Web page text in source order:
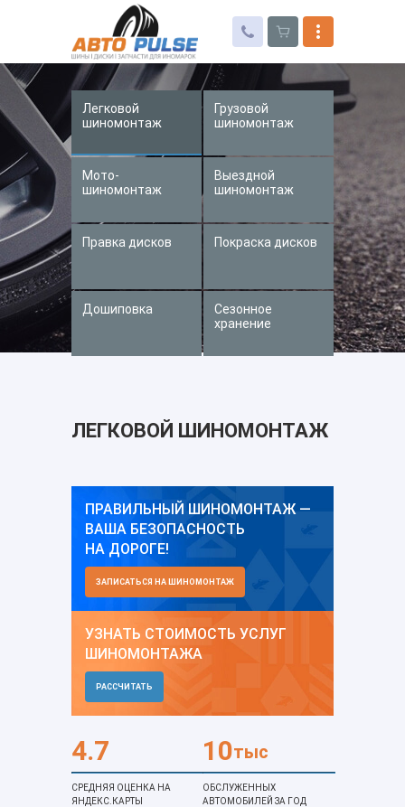
Автошины
Запчасти для иномарок
Доставка и оплата
Легковой
шиномонтаж
Грузовой
шиномонтаж
Мото-
шиномонтаж
Выездной
шиномонтаж
Правка дисков Покраска дисков
Дошиповка
Сезонное
хранение
ЛЕГКОВОЙ ШИНОМОНТАЖ
ПРАВИЛЬНЫЙ ШИНОМОНТАЖ —
ВАША БЕЗОПАСНОСТЬ
НА ДОРОГЕ!
ЗАПИСАТЬСЯ НА ШИНОМОНТАЖ
УЗНАТЬ СТОИМОСТЬ УСЛУГ
ШИНОМОНТАЖА
РАССЧИТАТЬ
4.7
СРЕДНЯЯ ОЦЕНКА НА
ЯНДЕКС.КАРТЫ
10тыс
ОБСЛУЖЕННЫХ
АВТОМОБИЛЕЙ ЗА ГОД